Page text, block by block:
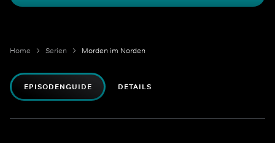
Home Serien Morden im Norden
EPISODENGUIDE DETAILS